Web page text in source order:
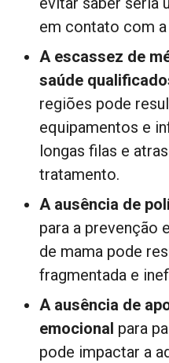
em contato com
A escassez de
saúde
regiões pode
equipamentos e
longas filas e
tratamento.
A ausência de
para a prevenção
de mama pode
fragmentada e
A ausência de
emocional para
pode impactar a